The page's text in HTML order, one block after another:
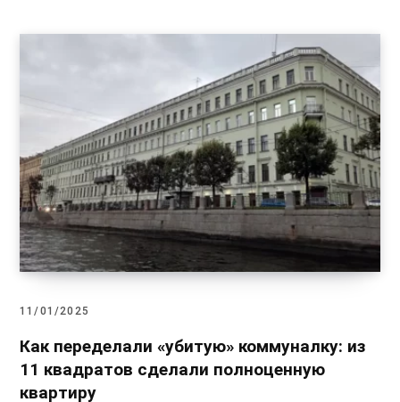
11/01/2025
Как переделали «убитую» коммуналку: из
11 квадратов сделали полноценную
квартиру